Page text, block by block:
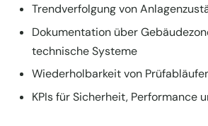
Trendverfolgung von
Dokumentation über
technische Systeme
Wiederholbarkeit von
KPIs für Sicherheit, Performance